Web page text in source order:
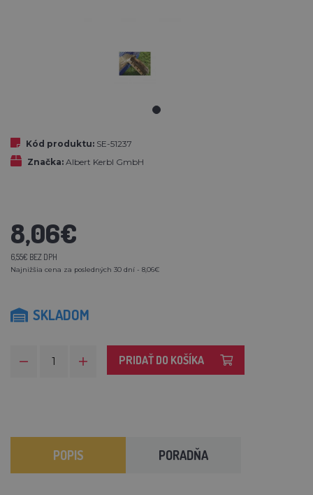
Kód produktu: SE-51237
Značka: Albert Kerbl GmbH
8,06€
6,55€ BEZ DPH
Najnižšia cena za posledných 30 dní - 8,06€
SKLADOM
PRIDAŤ DO KOŠÍKA
POPIS PORADŇA